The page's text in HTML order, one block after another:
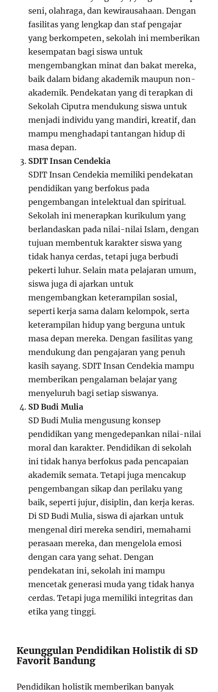
seni, olahraga, dan kewirausahaan. Dengan
fasilitas yang lengkap dan staf pengajar
yang berkompeten, sekolah ini memberikan
kesempatan bagi siswa untuk
mengembangkan minat dan bakat mereka,
baik dalam bidang akademik maupun non-
akademik. Pendekatan yang di terapkan di
Sekolah Ciputra mendukung siswa untuk
menjadi individu yang mandiri, kreatif, dan
mampu menghadapi tantangan hidup di
masa depan.
SDIT Insan Cendekia
SDIT Insan Cendekia memiliki pendekatan
pendidikan yang berfokus pada
pengembangan intelektual dan spiritual.
Sekolah ini menerapkan kurikulum yang
berlandaskan pada nilai-nilai Islam, dengan
tujuan membentuk karakter siswa yang
tidak hanya cerdas, tetapi juga berbudi
pekerti luhur. Selain mata pelajaran umum,
siswa juga di ajarkan untuk
mengembangkan keterampilan sosial,
seperti kerja sama dalam kelompok, serta
keterampilan hidup yang berguna untuk
masa depan mereka. Dengan fasilitas yang
mendukung dan pengajaran yang penuh
kasih sayang. SDIT Insan Cendekia mampu
memberikan pengalaman belajar yang
menyeluruh bagi setiap siswanya.
SD Budi Mulia
SD Budi Mulia mengusung konsep
pendidikan yang mengedepankan nilai-nilai
moral dan karakter. Pendidikan di sekolah
ini tidak hanya berfokus pada pencapaian
akademik semata. Tetapi juga mencakup
pengembangan sikap dan perilaku yang
baik, seperti jujur, disiplin, dan kerja keras.
Di SD Budi Mulia, siswa di ajarkan untuk
mengenal diri mereka sendiri, memahami
perasaan mereka, dan mengelola emosi
dengan cara yang sehat. Dengan
pendekatan ini, sekolah ini mampu
mencetak generasi muda yang tidak hanya
cerdas. Tetapi juga memiliki integritas dan
etika yang tinggi.
Keunggulan Pendidikan Holistik di SD
Favorit Bandung
Pendidikan holistik memberikan banyak